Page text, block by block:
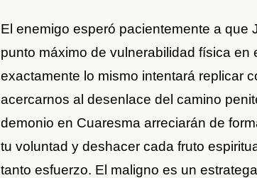
El enemigo esperó pacientemente a que
punto máximo de vulnerabilidad física en
exactamente lo mismo intentará replicar
acercarnos al desenlace del camino
demonio en Cuaresma arreciarán de
tu voluntad y deshacer cada fruto
tanto esfuerzo. El maligno es un